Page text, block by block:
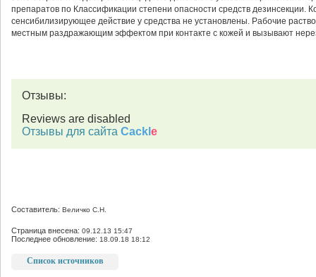
препаратов по Классификации степени опасности средств
сенсибилизирующее действие у средства не установлены. Рабочие
местным раздражающим эффектом при контакте с кожей и вызывают
Отзывы:
Reviews are disabled
Отзывы для сайта Cackl e
Составитель: Величко С.Н.
Страница внесена: 09.12.13 15:47
Последнее обновление: 18.09.18 18:12
Список источников